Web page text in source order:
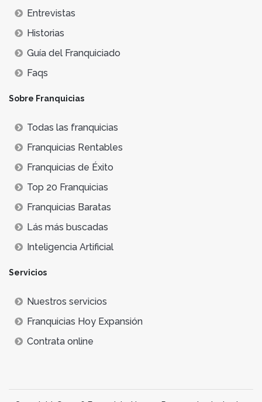
Entrevistas
Historias
Guía del Franquiciado
Faqs
Sobre Franquicias
Todas las franquicias
Franquicias Rentables
Franquicias de Éxito
Top 20 Franquicias
Franquicias Baratas
Lás más buscadas
Inteligencia Artificial
Servicios
Nuestros servicios
Franquicias Hoy Expansión
Contrata online